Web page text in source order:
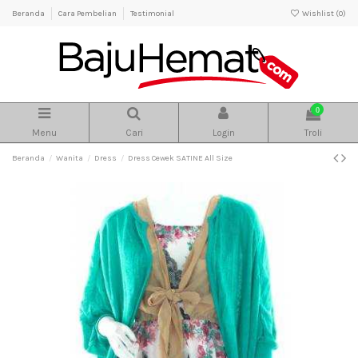
Beranda Cara Pembelian Testimonial Wishlist (0)
Menu Cari Login
0
Troli
Beranda Wanita Dress Dress Cewek SATINE All Size